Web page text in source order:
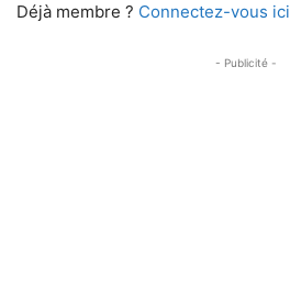
Déjà membre ? Connectez-vous ici
- Publicité -